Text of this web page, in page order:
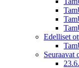
Edelliset
Seuraavat